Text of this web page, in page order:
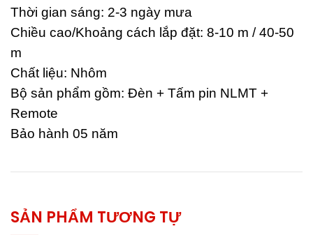
Thời gian sáng: 2-3 ngày mưa
Chiều cao/Khoảng cách lắp đặt: 8-10 m / 40-50
m
Chất liệu: Nhôm
Bộ sản phẩm gồm: Đèn + Tấm pin NLMT +
Remote
Bảo hành 05 năm
SẢN PHẨM TƯƠNG TỰ